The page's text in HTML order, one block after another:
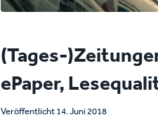
(Tages-
ePaper,
Veröffentlicht 14. Juni 2018